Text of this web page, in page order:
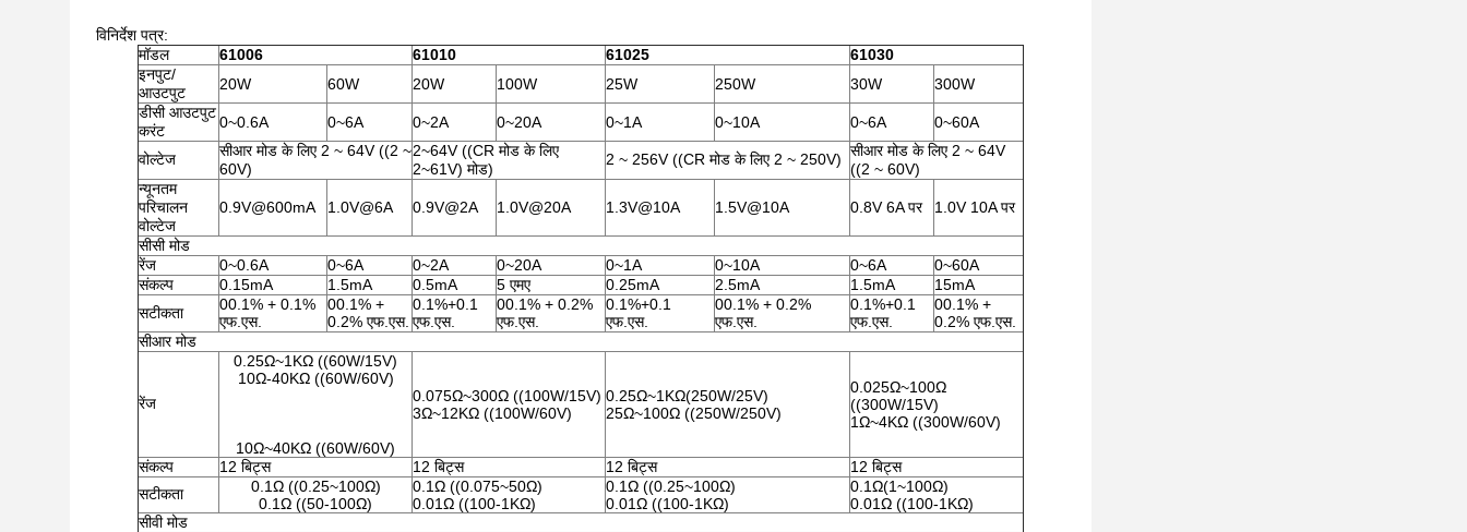
विनिर्देश पत्र:
मॉडल
61006 61010 61025
61030
इनपुट/
आउटपुट
20W 60W 20W 100W 25W 250W 30W
300W
डीसी आउटपुट
करंट
0~0.6A 0~6A 0~2A 0~20A 0~1A 0~10A 0~6A 0~60A
वोल्टेज
सीआर मोड के लिए 2 ~ 64V ((2 ~
60V)
2~64V ((CR मोड के लिए
2~61V) मोड)
2 ~ 256V ((CR मोड के लिए 2 ~ 250V) सीआर मोड के लिए 2 ~ 64V
((2 ~ 60V)
न्यूनतम
परिचालन
वोल्टेज
0.9V@600mA 1.0V@6A 0.9V@2A 1.0V@20A 1.3V@10A 1.5V@10A 0.8V 6A पर 1.0V 10A पर
सीसी मोड
रेंज
0~0.6A 0~6A 0~2A 0~20A 0~1A 0~10A 0~6A
0~60A
संकल्प
0.15mA 1.5mA 0.5mA 5 एमए 0.25mA 2.5mA 1.5mA
15mA
सटीकता
00.1% + 0.1%
एफ.एस.
00.1% +
0.2% एफ.एस.
0.1%+0.1
एफ.एस.
00.1% + 0.2%
एफ.एस.
0.1%+0.1
एफ.एस.
00.1% + 0.2%
एफ.एस.
0.1%+0.1
एफ.एस.
00.1% +
0.2% एफ.एस.
सीआर मोड
रेंज
0.25Ω~1KΩ ((60W/15V)
10Ω-40KΩ ((60W/60V)
10Ω~40KΩ ((60W/60V)
0.075Ω~300Ω ((100W/15V)
3Ω~12KΩ ((100W/60V)
0.25Ω~1KΩ(250W/25V)
25Ω~100Ω ((250W/250V)
0.025Ω~100Ω
((300W/15V)
1Ω~4KΩ ((300W/60V)
संकल्प 12 बिट्स 12 बिट्स 12 बिट्स
12 बिट्स
सटीकता
0.1Ω ((0.25~100Ω)
0.1Ω ((50-100Ω)
0.1Ω ((0.075~50Ω)
0.01Ω ((100-1KΩ)
0.1Ω ((0.25~100Ω)
0.01Ω ((100-1KΩ)
0.1Ω(1~100Ω)
0.01Ω ((100-1KΩ)
सीवी मोड